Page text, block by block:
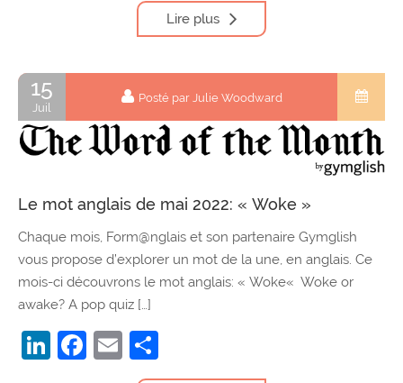
Lire plus
15
Juil
Posté par Julie Woodward
Le mot anglais de mai 2022: « Woke »
Chaque mois, Form@nglais et son partenaire Gymglish
vous propose d’explorer un mot de la une, en anglais. Ce
mois-ci découvrons le mot anglais: « Woke« Woke or
awake? A pop quiz […]
LinkedIn
Facebook
Email